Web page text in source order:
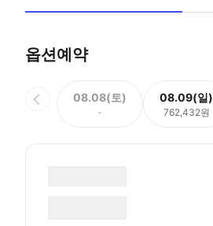
옵션예약
08.08(토)
-
08.09(일)
762,432원